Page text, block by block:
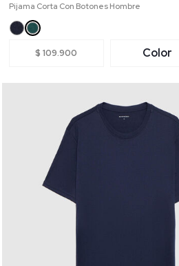
Pijama Corta Con Botones Hombre
$ 109.900 Color